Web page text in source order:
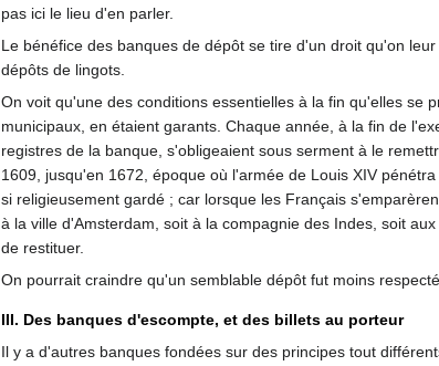
pas ici le lieu d'en parler.
Le bénéfice des banques de dépôt se tire d'un droit qu'on
dépôts de lingots.
On voit qu'une des conditions essentielles à la fin qu'elles se
municipaux, en étaient garants. Chaque année, à la fin de
registres de la banque, s'obligeaient sous serment à le
1609, jusqu'en 1672, époque où l'armée de Louis XIV
si religieusement gardé ; car lorsque les Français
à la ville d'Amsterdam, soit à la compagnie des Indes, soit
de restituer.
On pourrait craindre qu'un semblable dépôt fut moins
III. Des banques d'escompte, et des billets au porteur
Il y a d'autres banques fondées sur des principes tout